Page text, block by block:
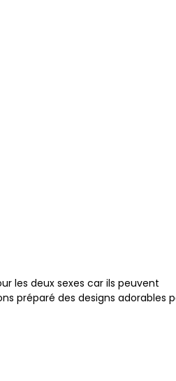
les deux sexes car ils peuvent
préparé des designs adorables